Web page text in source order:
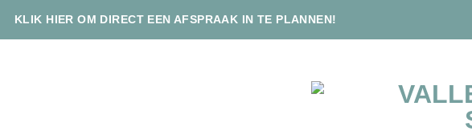
KLIK HIER OM DIRECT EEN AFSPRAAK IN TE PLANNEN!